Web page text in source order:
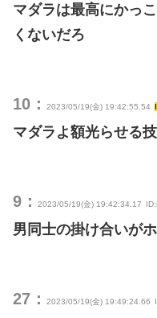
マダラは最高にかっ
くないだろ
10： 2023/05/19(金) 19:42:55.54
マダラよ額光らせる
9： 2023/05/19(金) 19:42:34.17
男同士の掛け合いが
27： 2023/05/19(金) 19:49:24.66